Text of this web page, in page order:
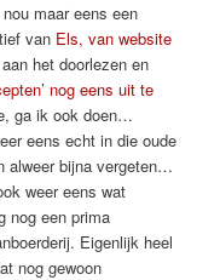
maar eens een
van Els, van website
het doorlezen en
nog eens uit te
ga ik ook doen…
eens echt in die oude
alweer bijna vergeten…
weer eens wat
nog een prima
Eigenlijk heel
nog gewoon